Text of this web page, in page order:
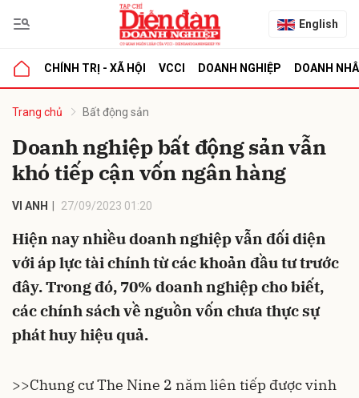
English
CHÍNH TRỊ - XÃ HỘI VCCI DOANH NGHIỆP DOANH
Trang chủ Bất động sản
Doanh nghiệp bất động sản vẫn
khó tiếp cận vốn ngân hàng
VI ANH 27/09/2023 01:20
Hiện nay nhiều doanh nghiệp vẫn đối diện
với áp lực tài chính từ các khoản đầu tư trước
đây. Trong đó, 70% doanh nghiệp cho biết,
các chính sách về nguồn vốn chưa thực sự
phát huy hiệu quả.
>>Chung cư The Nine 2 năm liên tiếp được vinh
luận
Hủy